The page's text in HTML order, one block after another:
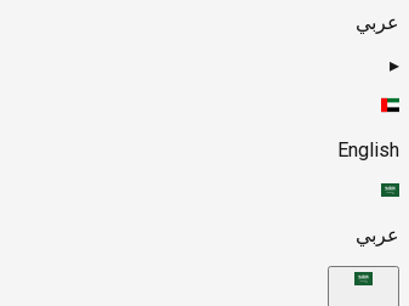
عربي
▸
English
عربي